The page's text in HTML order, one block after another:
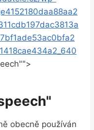
obecně používán